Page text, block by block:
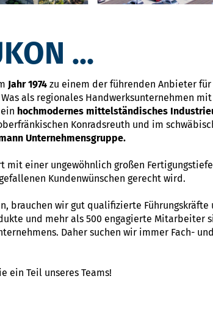
...
Jahr 1974 zu einem der führenden Anbieter
als regionales Handwerksunternehmen
hochmodernes mittelständisches
Konradsreuth und im
Unternehmensgruppe.
mit einer ungewöhnlich großen
Kundenwünschen gerecht wird.
brauchen wir gut qualifizierte Führungskräfte
und mehr als 500 engagierte Mitarbeiter
Daher suchen wir immer Fach-
ein Teil unseres Teams!